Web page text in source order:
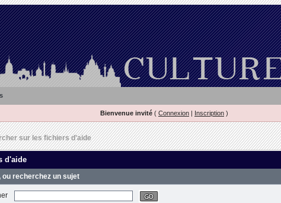
Bienvenue invité ( Connexion | Inscription )
sur les fichiers d'aide
d'aide
recherchez un sujet